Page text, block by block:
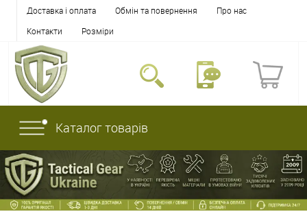
Доставка і оплата Обмін та повернення
Про нас
Контакти
Розміри
Каталог товарів